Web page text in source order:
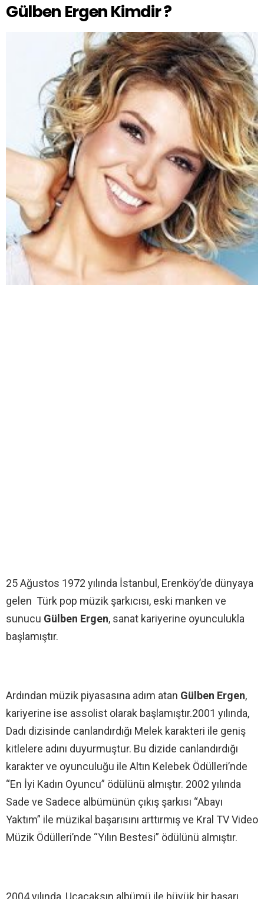
Gülben Ergen Kimdir ?
25 Ağustos 1972 yılında İstanbul, Erenköy’de dünyaya
gelen Türk pop müzik şarkıcısı, eski manken ve
sunucu Gülben Ergen, sanat kariyerine oyunculukla
başlamıştır.
Ardından müzik piyasasına adım atan Gülben Ergen,
kariyerine ise assolist olarak başlamıştır.2001 yılında,
Dadı dizisinde canlandırdığı Melek karakteri ile geniş
kitlelere adını duyurmuştur. Bu dizide canlandırdığı
karakter ve oyunculuğu ile Altın Kelebek Ödülleri’nde
“En İyi Kadın Oyuncu” ödülünü almıştır. 2002 yılında
Sade ve Sadece albümünün çıkış şarkısı “Abayı
Yaktım” ile müzikal başarısını arttırmış ve Kral TV Video
Müzik Ödülleri’nde “Yılın Bestesi” ödülünü almıştır.